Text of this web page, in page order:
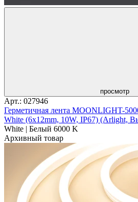
просмотр
Арт.: 027946
Герметичная лента MOONLIGHT-
White (6х12mm, 10W, IP67) (Arlight,
White | Белый 6000 K
Архивный товар